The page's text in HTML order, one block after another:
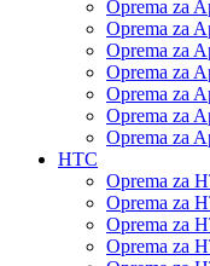
Oprema za
Oprema za
Oprema za
Oprema za
Oprema za
Oprema za
Oprema za
HTC
Oprema za
Oprema za
Oprema za
Oprema za